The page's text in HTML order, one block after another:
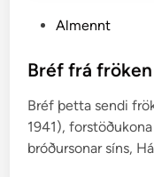
s
e
d
i
Almennt
Bréf frá
Bréf þetta sendi
1941),
bróðursonar síns,